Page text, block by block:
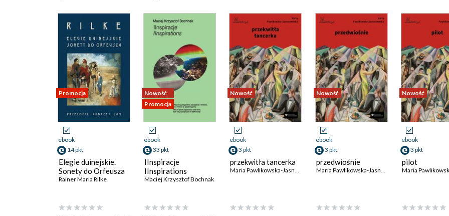
Promocja
ebook
14 pkt
Elegie duinejskie.
Sonety do Orfeusza
Rainer Maria Rilke
Nowość
Promocja
ebook
33 pkt
IInspiracje
IInspirations
Maciej Krzysztof Bochnak
Nowość
ebook
3 pkt
przekwitła tancerka
Nowość
ebook
3 pkt
przedwiośnie
Nowość
ebook
3 pkt
pilot